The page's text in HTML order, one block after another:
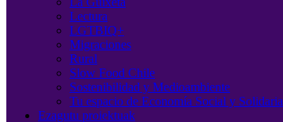
Lectura
LGTBIQ+
Migraciones
Rural
Slow Food Chile
Sostenibilidad y Medioambiente
Tu espacio de Economía Social y Solidaria
Ezagutu proiektuak